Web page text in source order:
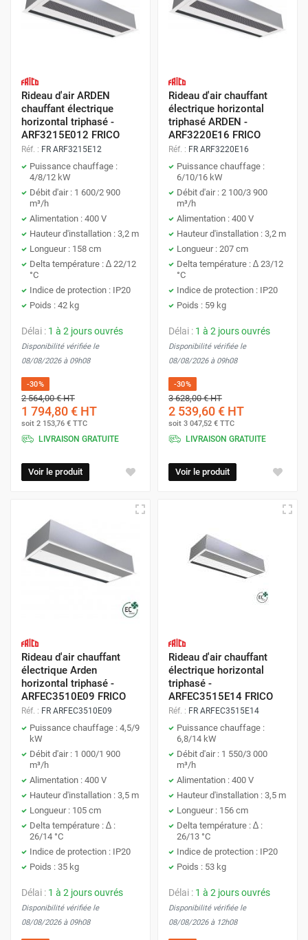
Rideau d'air ARDEN
chauffant électrique
horizontal triphasé -
ARF3215E012 FRICO
Réf. : FR ARF3215E12
Puissance chauffage :
4/8/12 kW
Débit d'air : 1 600/2 900
m³/h
Alimentation : 400 V
Hauteur d'installation : 3,2 m
Longueur : 158 cm
Delta température : ∆ 22/12
°C
Indice de protection : IP20
Poids : 42 kg
Délai : 1 à 2 jours ouvrés
Disponibilité vérifiée le
08/08/2026 à 09h08
-30%
2 564,00 €HT
1 794,80 € HT
soit 2 153,76 € TTC
LIVRAISON GRATUITE
Voir le produit
Rideau d'air chauffant
électrique horizontal
triphasé ARDEN -
ARF3220E16 FRICO
Réf. : FR ARF3220E16
Puissance chauffage :
6/10/16 kW
Débit d'air : 2 100/3 900
m³/h
Alimentation : 400 V
Hauteur d'installation : 3,2 m
Longueur : 207 cm
Delta température : ∆ 23/12
°C
Indice de protection : IP20
Poids : 59 kg
Délai : 1 à 2 jours ouvrés
Disponibilité vérifiée le
08/08/2026 à 09h08
-30%
3 628,00 €HT
2 539,60 € HT
soit 3 047,52 € TTC
LIVRAISON GRATUITE
Voir le produit
Rideau d'air chauffant
électrique Arden
horizontal triphasé -
ARFEC3510E09 FRICO
Réf. : FR ARFEC3510E09
Puissance chauffage : 4,5/9
kW
Débit d'air : 1 000/1 900
m³/h
Alimentation : 400 V
Hauteur d'installation : 3,5 m
Longueur : 105 cm
Delta température : ∆ :
26/14 °C
Indice de protection : IP20
Poids : 35 kg
Délai : 1 à 2 jours ouvrés
Disponibilité vérifiée le
08/08/2026 à 09h08
Rideau d'air chauffant
électrique horizontal
triphasé -
ARFEC3515E14 FRICO
Réf. : FR ARFEC3515E14
Puissance chauffage :
6,8/14 kW
Débit d'air : 1 550/3 000
m³/h
Alimentation : 400 V
Hauteur d'installation : 3,5 m
Longueur : 156 cm
Delta température : ∆ :
26/13 °C
Indice de protection : IP20
Poids : 53 kg
Délai : 1 à 2 jours ouvrés
Disponibilité vérifiée le
08/08/2026 à 12h08